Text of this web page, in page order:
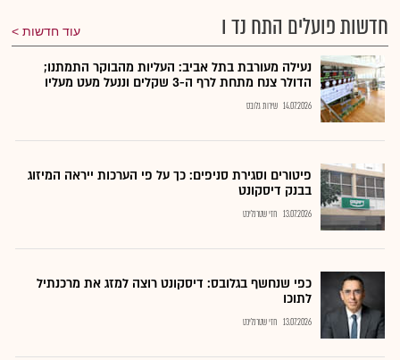
חדשות פועלים התח נד ו עוד חדשות
נעילה מעורבת בתל אביב: העליות מהבוקר התמתנו;
הדולר צנח מתחת לרף ה-3 שקלים וננעל מעט מעליו
14.07.2026 שירות גלובס
פיטורים וסגירת סניפים: כך על פי הערכות ייראה המיזוג
בבנק דיסקונט
13.07.2026 חזי שטרנליכט
כפי שנחשף בגלובס: דיסקונט רוצה למזג את מרכנתיל
לתוכו
13.07.2026 חזי שטרנליכט